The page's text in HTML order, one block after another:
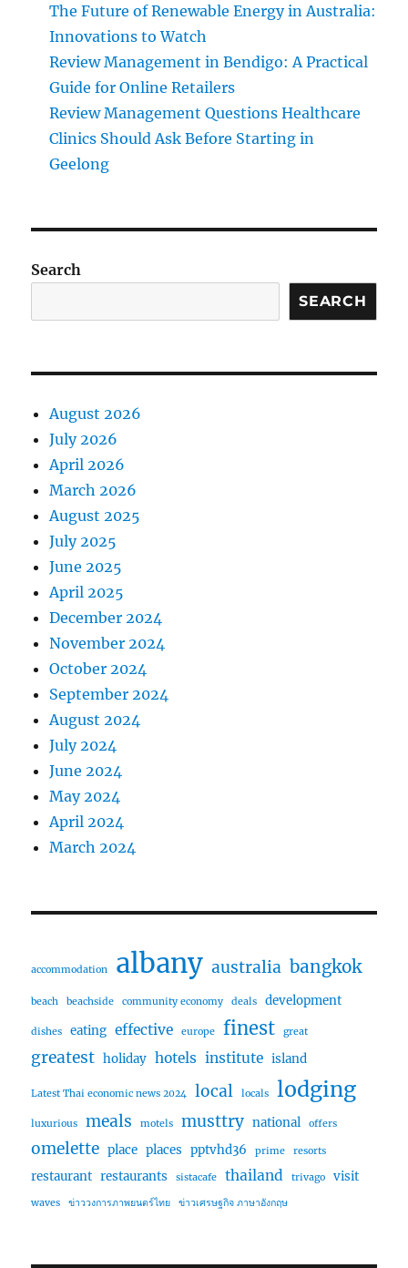
The Future of Renewable Energy in Australia:
Innovations to Watch
Review Management in Bendigo: A Practical
Guide for Online Retailers
Review Management Questions Healthcare
Clinics Should Ask Before Starting in
Geelong
Search
SEARCH
August 2026
July 2026
April 2026
March 2026
August 2025
July 2025
June 2025
April 2025
December 2024
November 2024
October 2024
September 2024
August 2024
July 2024
June 2024
May 2024
April 2024
March 2024
accommodation albany australia bangkok
beach beachside community economy deals development
dishes eating effective europe finest great
greatest holiday hotels institute island
Latest Thai economic news 2024 local locals lodging
luxurious meals motels musttry national offers
omelette place places pptvhd36 prime resorts
restaurant restaurants sistacafe thailand trivago visit
waves ข่าววงการภาพยนตร์ไทย ข่าวเศรษฐกิจ ภาษาอังกฤษ